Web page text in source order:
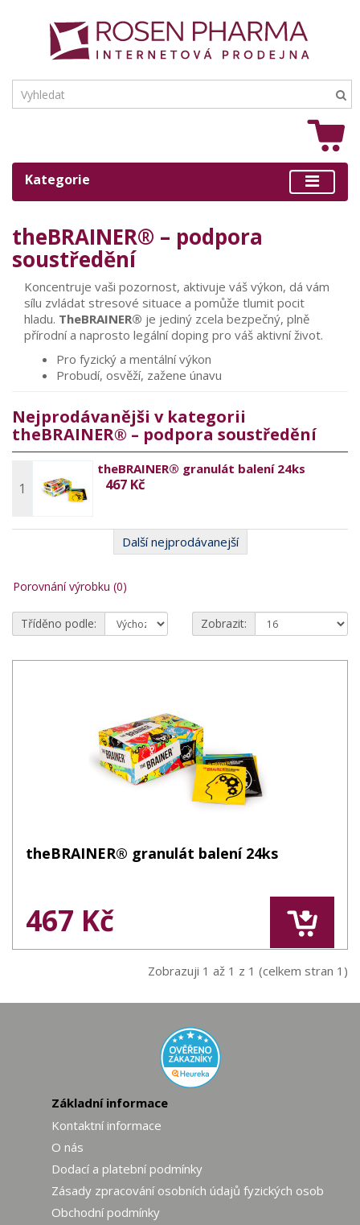
Kategorie
theBRAINER® – podpora
soustředění
Koncentruje vaši pozornost, aktivuje váš výkon, dá vám
sílu zvládat stresové situace a pomůže tlumit pocit
hladu. TheBRAINER® je jediný zcela bezpečný, plně
přírodní a naprosto legální doping pro váš aktivní život.
Pro fyzický a mentální výkon
Probudí, osvěží, zažene únavu
Nejprodávanějši v kategorii
theBRAINER® – podpora soustředění
1
theBRAINER® granulát balení 24ks
467 Kč
Další nejprodávanejší
Porovnání výrobku (0)
Tříděno podle: Zobrazit:
theBRAINER® granulát balení 24ks
467 Kč
Zobrazuji 1 až 1 z 1 (celkem stran 1)
Základní informace
Kontaktní informace
O nás
Dodací a platební podmínky
Zásady zpracování osobních údajů fyzických osob
Obchodní podmínky